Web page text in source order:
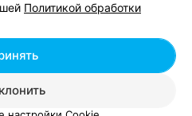
данных
регистрирующий орган -
Республика Беларусь, г. Минск,
Политикой обработки